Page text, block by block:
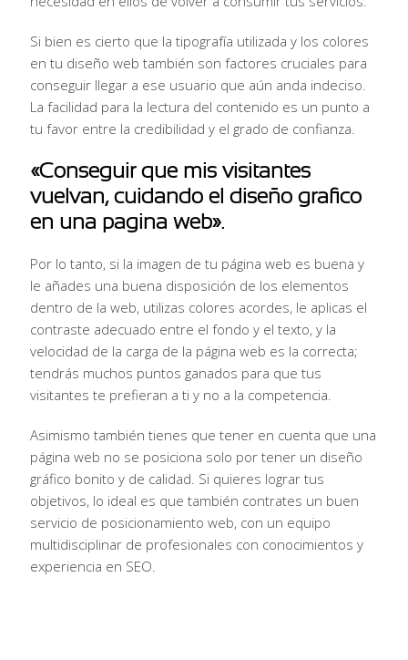
Si bien es cierto que la tipografía utilizada y los colores
en tu diseño web también son factores cruciales para
conseguir llegar a ese usuario que aún anda indeciso.
La facilidad para la lectura del contenido es un punto a
tu favor entre la credibilidad y el grado de confianza.
«Conseguir que mis visitantes
vuelvan, cuidando el diseño grafico
en una pagina web».
Por lo tanto, si la imagen de tu página web es buena y
le añades una buena disposición de los elementos
dentro de la web, utilizas colores acordes, le aplicas el
contraste adecuado entre el fondo y el texto, y la
velocidad de la carga de la página web es la correcta;
tendrás muchos puntos ganados para que tus
visitantes te prefieran a ti y no a la competencia.
Asimismo también tienes que tener en cuenta que una
página web no se posiciona solo por tener un diseño
gráfico bonito y de calidad. Si quieres lograr tus
objetivos, lo ideal es que también contrates un buen
servicio de posicionamiento web, con un equipo
multidisciplinar de profesionales con conocimientos y
experiencia en SEO.